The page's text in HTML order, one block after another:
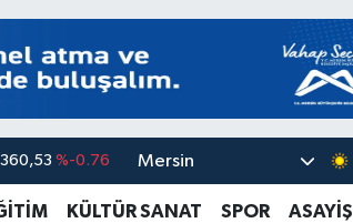
%-0.76
47,7069 %0.17
Mersin
KÜLTÜR SANAT SPOR
ASAYİŞ